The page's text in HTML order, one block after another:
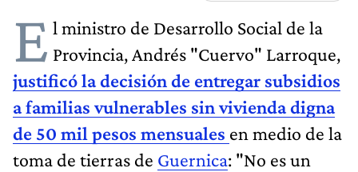
E l ministro de Desarrollo Social de la
Provincia, Andrés "Cuervo" Larroque,
justificó la decisión de entregar subsidios
a familias vulnerables sin vivienda digna
de 50 mil pesos mensuales en medio de la
toma de tierras de Guernica: "No es un